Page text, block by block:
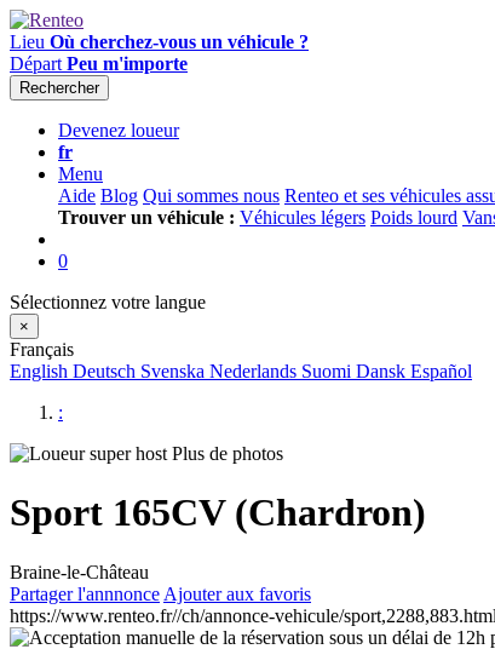
Lieu Où cherchez-vous un véhicule ?
Départ Peu m'importe
Rechercher
Devenez loueur
fr
Menu
Aide Blog Qui sommes nous Renteo et ses véhicules
Trouver un véhicule : Véhicules légers Poids lourd
0
Sélectionnez votre langue
×
Français
English Deutsch Svenska Nederlands Suomi Dansk Español
:
Plus de photos
Sport 165CV (Chardron)
Braine-le-Château
Partager l'annnonce Ajouter aux favoris
https://www.renteo.fr//ch/annonce-vehicule/sport,2288,883.html